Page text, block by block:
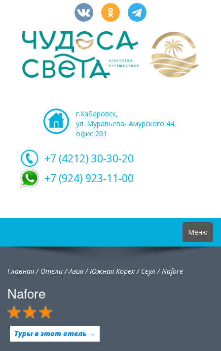
г.Хабаровск,
ул. Муравьева- Амурского 44,
офис 201
+7 (4212) 30-30-20
+7 (924) 923-11-00
Toggle
navigation
Меню
Главная/ Отели/Азия/Южная Корея/ Сеул /Nafore
Nafore
Туры в этот отель →